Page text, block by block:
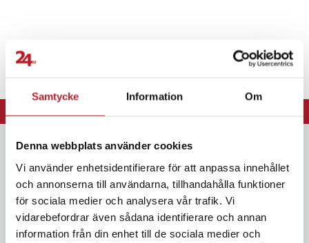
Samtycke Information Om
Denna webbplats använder cookies
Vi använder enhetsidentifierare för att anpassa innehållet
och annonserna till användarna, tillhandahålla funktioner
för sociala medier och analysera vår trafik. Vi
vidarebefordrar även sådana identifierare och annan
information från din enhet till de sociala medier och
⭐ 365 dagars öppet köp
Nyhetsbrev
Bli den första att få ta del av nyheter, kampanjer och exklusiva
erbjudanden Anmäl dig till vårt nyhetsbrev och SMS-kampanjer.
OK